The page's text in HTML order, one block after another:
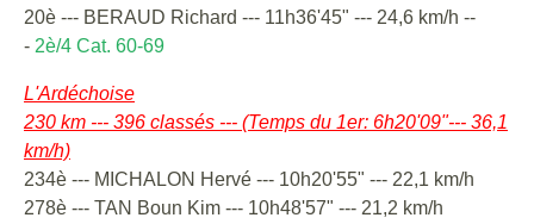
20è --- BERAUD Richard --- 11h36'45" --- 24,6 km/h --
- 2è/4 Cat. 60-69
L'Ardéchoise
230 km --- 396 classés --- (Temps du 1er: 6h20'09"--- 36,1
km/h)
234è --- MICHALON Hervé --- 10h20'55" --- 22,1 km/h
278è --- TAN Boun Kim --- 10h48'57" --- 21,2 km/h